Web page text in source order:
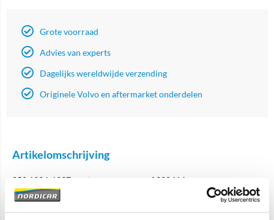
Grote voorraad
Advies van experts
Dagelijks wereldwijde verzending
Originele Volvo en aftermarket onderdelen
Artikelomschrijving
850 1994-1997: motornummer vanaf 330414-
S70 V70 XC70: 1997-1998